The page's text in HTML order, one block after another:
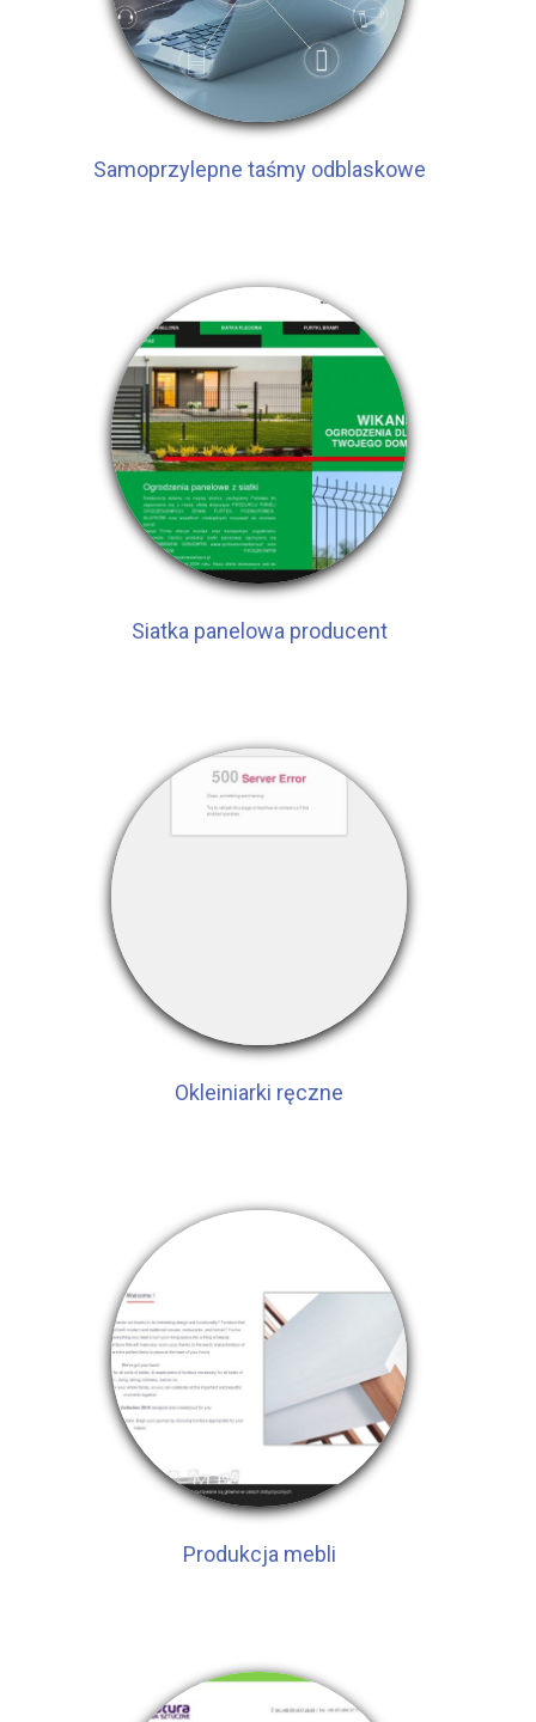
Samoprzylepne taśmy odblaskowe
Siatka panelowa producent
Okleiniarki ręczne
Produkcja mebli